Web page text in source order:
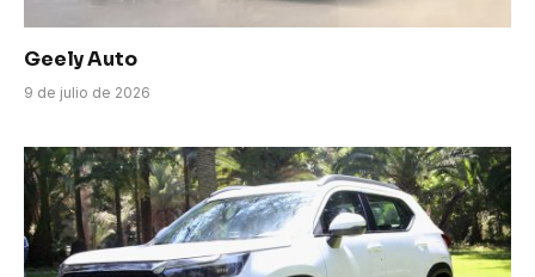
Geely Auto
9 de julio de 2026